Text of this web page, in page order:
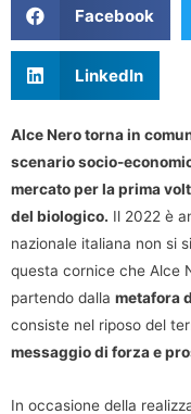
Facebook
LinkedIn
Alce Nero torna in
scenario socio-
mercato per la prima
del biologico. Il 2022 è
nazionale italiana non si
questa cornice che Alce
partendo dalla metafora
consiste nel riposo del
messaggio di forza e
In occasione della